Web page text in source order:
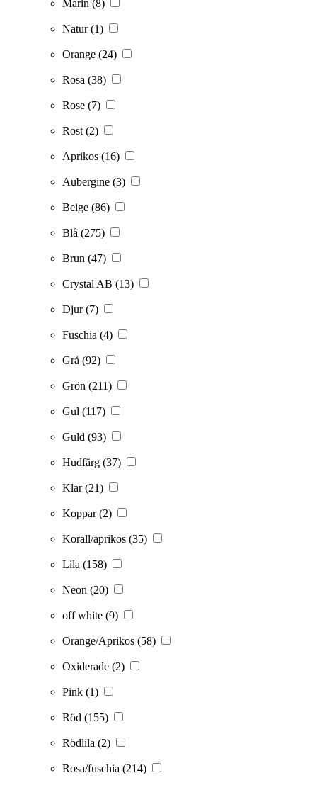
Marin (8)
Natur(1)
Orange (24)
Rosa (38)
Rose (7)
Rost (2)
Aprikos (16)
Aubergine (3)
Beige (86)
Blå (275)
Brun (47)
Crystal AB (13)
Djur(7)
Fuschia (4)
Grå (92)
Grön (211)
Gul (117)
Guld (93)
Hudfärg (37)
Klar(21)
Koppar(2)
Korall/aprikos (35)
Lila (158)
Neon (20)
off white (9)
Orange/Aprikos (58)
Oxiderade (2)
Pink (1)
Röd (155)
Rödlila (2)
Rosa/fuschia (214)